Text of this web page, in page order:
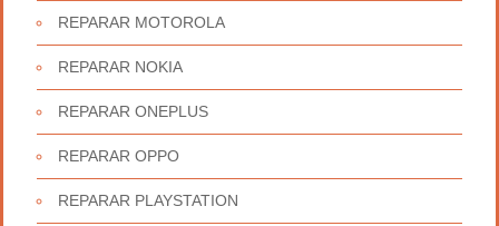
REPARAR MOTOROLA
REPARAR NOKIA
REPARAR ONEPLUS
REPARAR OPPO
REPARAR PLAYSTATION